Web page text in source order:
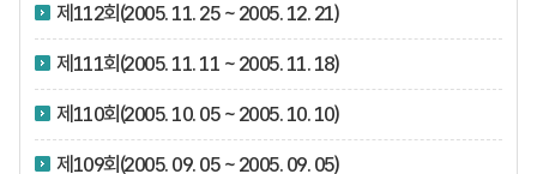
제112회(2005. 11. 25 ~ 2005. 12. 21)
제111회(2005. 11. 11 ~ 2005. 11. 18)
제110회(2005. 10. 05 ~ 2005. 10. 10)
제109회(2005. 09. 05 ~ 2005. 09. 05)